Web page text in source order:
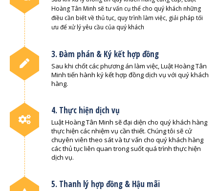
Hoàng Tân Minh sẽ tư vấn cụ thể cho quý khách những
điều cần biết về thủ tục, quy trình làm việc, giải pháp tối
ưu để xử lý yêu cầu của quý khách
3. Đàm phán & Ký kết hợp đồng
Sau khi chốt các phương án làm việc, Luật Hoàng Tân
Minh tiến hành ký kết hợp đồng dịch vụ với quý khách
hàng.
4. Thực hiện dịch vụ
Luật Hoàng Tân Minh sẽ đại diện cho quý khách hàng
thực hiện các nhiệm vụ cần thiết. Chúng tôi sẽ cử
chuyên viên theo sát và tư vấn cho quý khách hàng
các thủ tục liên quan trong suốt quá trình thực hiện
dịch vụ.
5. Thanh lý hợp đồng & Hậu mãi